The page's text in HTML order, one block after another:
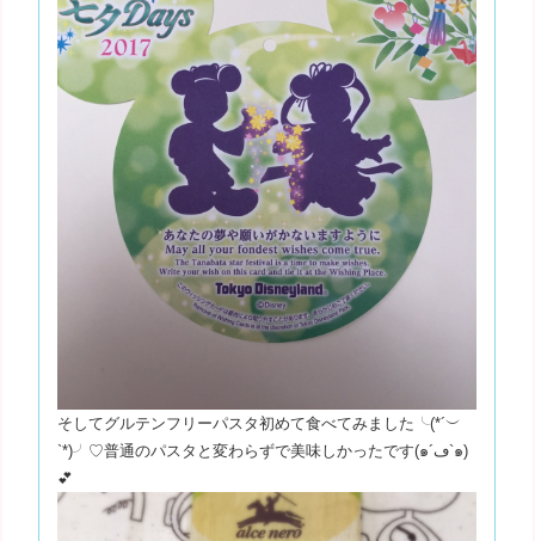
そしてグルテンフリーパスタ初めて食べてみました╰(*´︶
`*)╯♡普通のパスタと変わらずで美味しかったです(๑´ڡ`๑)
💕